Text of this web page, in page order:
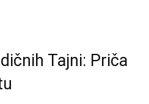
Tajni: Priča